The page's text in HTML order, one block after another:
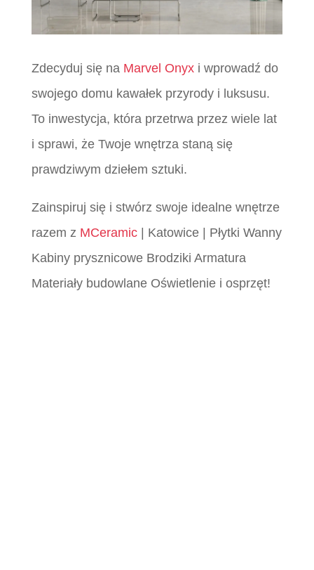
Zdecyduj się na Marvel Onyxi wprowadź do
swojego domu kawałek przyrody i luksusu.
To inwestycja, która przetrwa przez wiele lat
i sprawi, że Twoje wnętrza staną się
prawdziwym dziełem sztuki.
Zainspiruj się i stwórz swoje idealne wnętrze
razem z MCeramic| Katowice | Płytki Wanny
Kabiny prysznicowe Brodziki Armatura
Materiały budowlane Oświetlenie i osprzęt!